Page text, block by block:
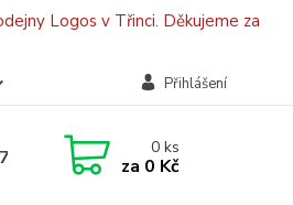
Logos v Třinci. Děkujeme za
Přihlášení
0ks
za 0 Kč